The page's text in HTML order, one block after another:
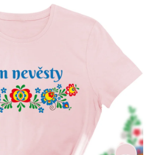
Výměna / vrácení zboží
Obchodní podmínky